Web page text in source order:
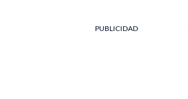
PUBLICIDAD